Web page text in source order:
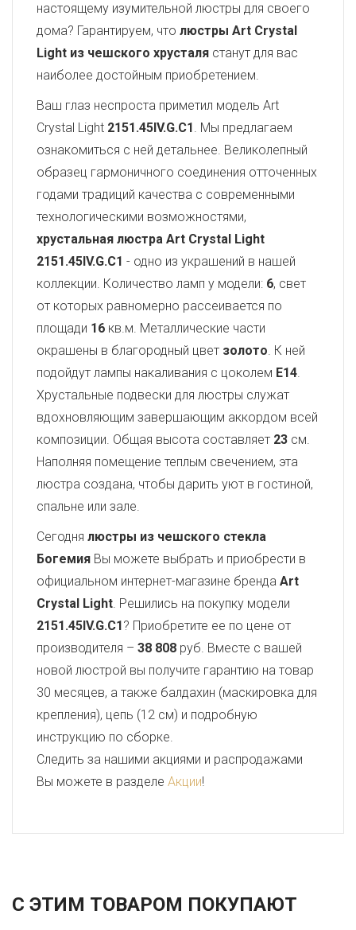
настоящему изумительной люстры для своего
дома? Гарантируем, что люстры Art Crystal
Light из чешского хрусталя станут для вас
наиболее достойным приобретением.
Ваш глаз неспроста приметил модель Art
Crystal Light 2151.45IV.G.C1. Мы предлагаем
ознакомиться с ней детальнее. Великолепный
образец гармоничного соединения отточенных
годами традиций качества с современными
технологическими возможностями,
хрустальная люстра Art Crystal Light
2151.45IV.G.C1 - одно из украшений в нашей
коллекции. Количество ламп у модели: 6, свет
от которых равномерно рассеивается по
площади 16 кв.м. Металлические части
окрашены в благородный цвет золото. К ней
подойдут лампы накаливания с цоколем E14.
Хрустальные подвески для люстры служат
вдохновляющим завершающим аккордом всей
композиции. Общая высота составляет 23 см.
Наполняя помещение теплым свечением, эта
люстра создана, чтобы дарить уют в гостиной,
спальне или зале.
Сегодня люстры из чешского стекла
Богемия Вы можете выбрать и приобрести в
официальном интернет-магазине бренда Art
Crystal Light. Решились на покупку модели
2151.45IV.G.C1? Приобретите ее по цене от
производителя – 38 808 руб. Вместе с вашей
новой люстрой вы получите гарантию на товар
30 месяцев, а также балдахин (маскировка для
крепления), цепь (12 см) и подробную
инструкцию по сборке.
Следить за нашими акциями и распродажами
Вы можете в разделе Акции!
С ЭТИМ ТОВАРОМ ПОКУПАЮТ